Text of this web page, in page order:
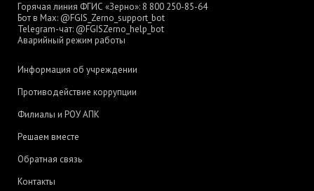
Горячая линия ФГИС «Зерно»: 8 800 250-85-64
Бот в Max: @FGIS_Zerno_support_bot
Telegram-чат: @FGISZerno_help_bot
Аварийный режим работы
Информация об учреждении
Противодействие коррупции
Филиалы и РОУ АПК
Решаем вместе
Обратная связь
Контакты